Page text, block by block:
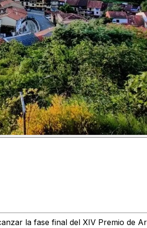
la fase final del XIV Premio de